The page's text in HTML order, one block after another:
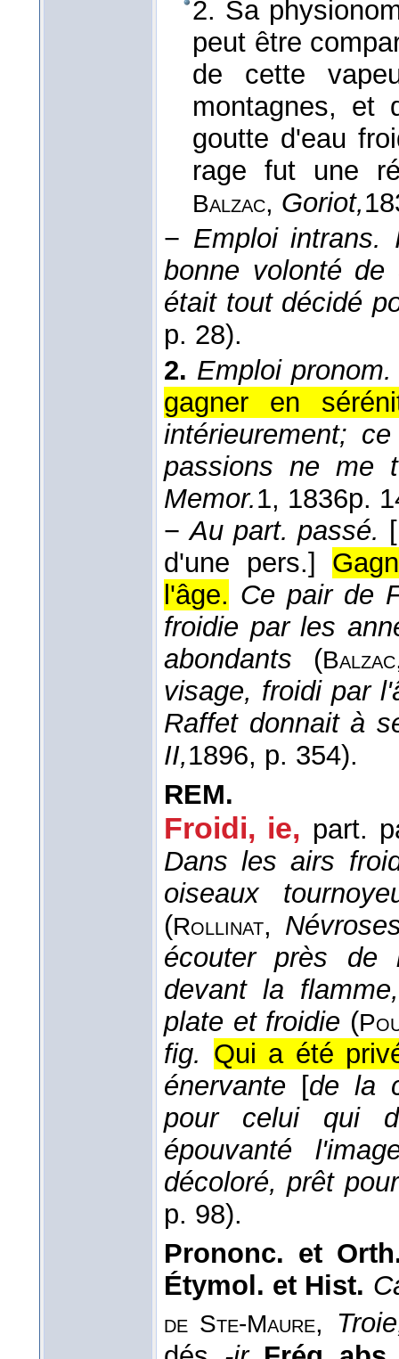
2. Sa
peut être
de cette
montagnes,
goutte d'eau
rage fut une
Balzac, Goriot,
− Emploi intrans.
bonne volonté
était tout décidé
p. 28).
2. Emploi pronom.
gagner en
intérieurement;
passions ne me
Memor.1, 1836p.
−Au part. passé.
d'une pers.]
l'âge. Ce pair de
froidie par les
abondants (Balzac
visage, froidi par
Raffet donnait à
II,1896, p. 354).
REM.
Froidi, ie, part.
Dans les airs
oiseaux
(Rollinat,
écouter près de
devant la
plate et froidie (
fig. Qui a été
énervante [de la
pour celui qui
épouvanté
décoloré, prêt
p. 98).
Prononc. et
Étymol. et Hist.
de Ste-Maure,